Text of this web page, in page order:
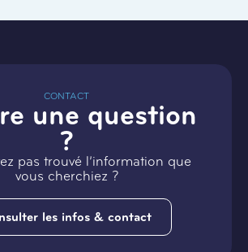
CONTACT
une question
?
pas trouvé l’information que
vous cherchiez ?
les infos & contact